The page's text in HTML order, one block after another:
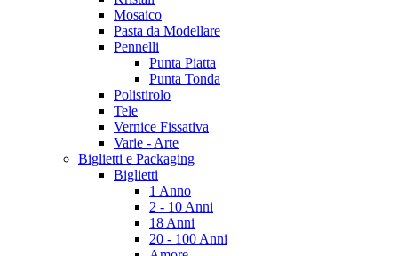
Mosaico
Pasta da Modellare
Pennelli
Punta Piatta
Punta Tonda
Polistirolo
Tele
Vernice Fissativa
Varie - Arte
Biglietti e Packaging
Biglietti
1 Anno
2 - 10 Anni
18 Anni
20 - 100 Anni